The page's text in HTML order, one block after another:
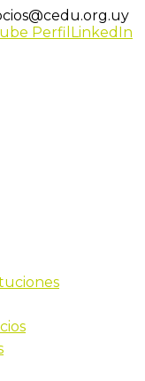
Perfil LinkedIn